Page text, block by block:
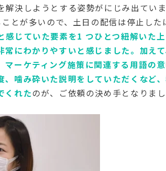
決しようとする姿勢がにじみ出ていま
とが多いので、土日の配信は停止した
感じていた要素を1 つひとつ紐解いた
にわかりやすいと感じました。加え
マーケティング施策に関連する用語の
噛み砕いた説明をしていただくなど
くれたのが、ご依頼の決め手となりまし